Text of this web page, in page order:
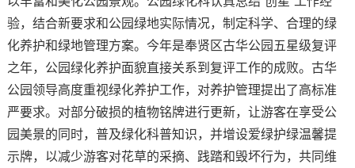
验，结合新要求和公园绿地实际情况，制定科学、合理的绿
化养护和绿地管理方案。今年是奉贤区古华公园五星级复评
之年，公园绿化养护面貌直接关系到复评工作的成败。古华
公园领导高度重视绿化养护工作，对养护管理提出了高标准
严要求。对部分破损的植物铭牌进行更新，让游客在享受公
园美景的同时，普及绿化科普知识，并增设爱绿护绿温馨提
示牌，以减少游客对花草的采摘、践踏和毁坏行为，共同维